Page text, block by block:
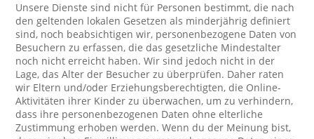
Unsere Dienste sind nicht für Personen bestimmt, die nach
den geltenden lokalen Gesetzen als minderjährig definiert
sind, noch beabsichtigen wir, personenbezogene Daten von
Besuchern zu erfassen, die das gesetzliche Mindestalter
noch nicht erreicht haben. Wir sind jedoch nicht in der
Lage, das Alter der Besucher zu überprüfen. Daher raten
wir Eltern und/oder Erziehungsberechtigten, die Online-
Aktivitäten ihrer Kinder zu überwachen, um zu verhindern,
dass ihre personenbezogenen Daten ohne elterliche
Zustimmung erhoben werden. Wenn du der Meinung bist,